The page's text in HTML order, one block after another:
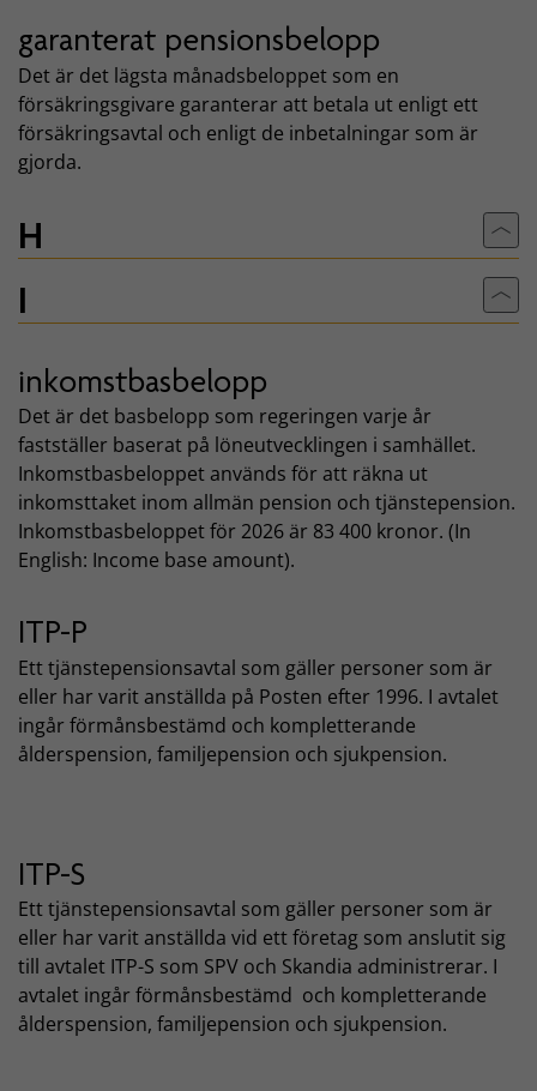
garanterat pensionsbelopp
Det är det lägsta månadsbeloppet som en
försäkringsgivare garanterar att betala ut enligt ett
försäkringsavtal och enligt de inbetalningar som är
gjorda.
H Till
I Till
inkomstbasbelopp
Det är det basbelopp som regeringen varje år
fastställer baserat på löneutvecklingen i samhället.
Inkomstbasbeloppet används för att räkna ut
inkomsttaket inom allmän pension och tjänstepension.
Inkomstbasbeloppet för 2026 är 83 400 kronor. (In
English: Income base amount).
ITP-P
Ett tjänstepensionsavtal som gäller personer som är
eller har varit anställda på Posten efter 1996. I avtalet
ingår förmånsbestämd och kompletterande
ålderspension, familjepension och sjukpension.
ITP-S
Ett tjänstepensionsavtal som gäller personer som är
eller har varit anställda vid ett företag som anslutit sig
till avtalet ITP-S som SPV och Skandia administrerar. I
avtalet ingår förmånsbestämd och kompletterande
ålderspension, familjepension och sjukpension.